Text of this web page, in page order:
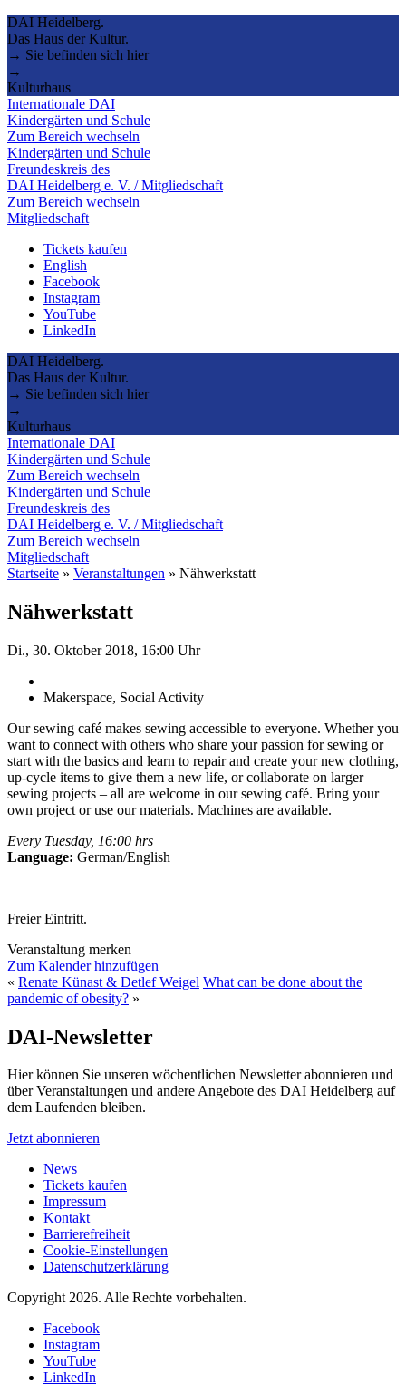
DAI Heidelberg.
Das Haus der Kultur.
→ Sie befinden sich hier
→
Kulturhaus
Internationale DAI
Kindergärten und Schule
Zum Bereich wechseln
Kindergärten und Schule
Freundeskreis des
DAI Heidelberg e. V. / Mitgliedschaft
Zum Bereich wechseln
Mitgliedschaft
Tickets kaufen
English
Facebook
Instagram
YouTube
LinkedIn
DAI Heidelberg.
Das Haus der Kultur.
→ Sie befinden sich hier
→
Kulturhaus
Internationale DAI
Kindergärten und Schule
Zum Bereich wechseln
Kindergärten und Schule
Freundeskreis des
DAI Heidelberg e. V. / Mitgliedschaft
Zum Bereich wechseln
Mitgliedschaft
Startseite » Veranstaltungen » Nähwerkstatt
Nähwerkstatt
Di., 30. Oktober 2018, 16:00 Uhr
Makerspace, Social Activity
Our sewing café makes sewing accessible to everyone. Whether you
want to connect with others who share your passion for sewing or
start with the basics and learn to repair and create your new clothing,
up-cycle items to give them a new life, or collaborate on larger
sewing projects – all are welcome in our sewing café. Bring your
own project or use our materials. Machines are available.
Every Tuesday, 16:00 hrs
Language: German/English
Freier Eintritt.
Veranstaltung merken
Zum Kalender hinzufügen
« Renate Künast & Detlef Weigel What can be done about the
pandemic of obesity? »
DAI-Newsletter
Hier können Sie unseren wöchentlichen Newsletter abonnieren und
über Veranstaltungen und andere Angebote des DAI Heidelberg auf
dem Laufenden bleiben.
Jetzt abonnieren
News
Tickets kaufen
Impressum
Kontakt
Barrierefreiheit
Cookie-Einstellungen
Datenschutzerklärung
Copyright 2026. Alle Rechte vorbehalten.
Facebook
Instagram
YouTube
LinkedIn